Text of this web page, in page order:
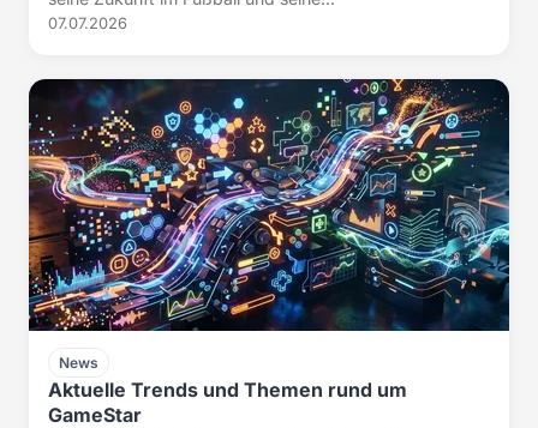
07.07.2026
News
Aktuelle Trends und Themen rund um
GameStar